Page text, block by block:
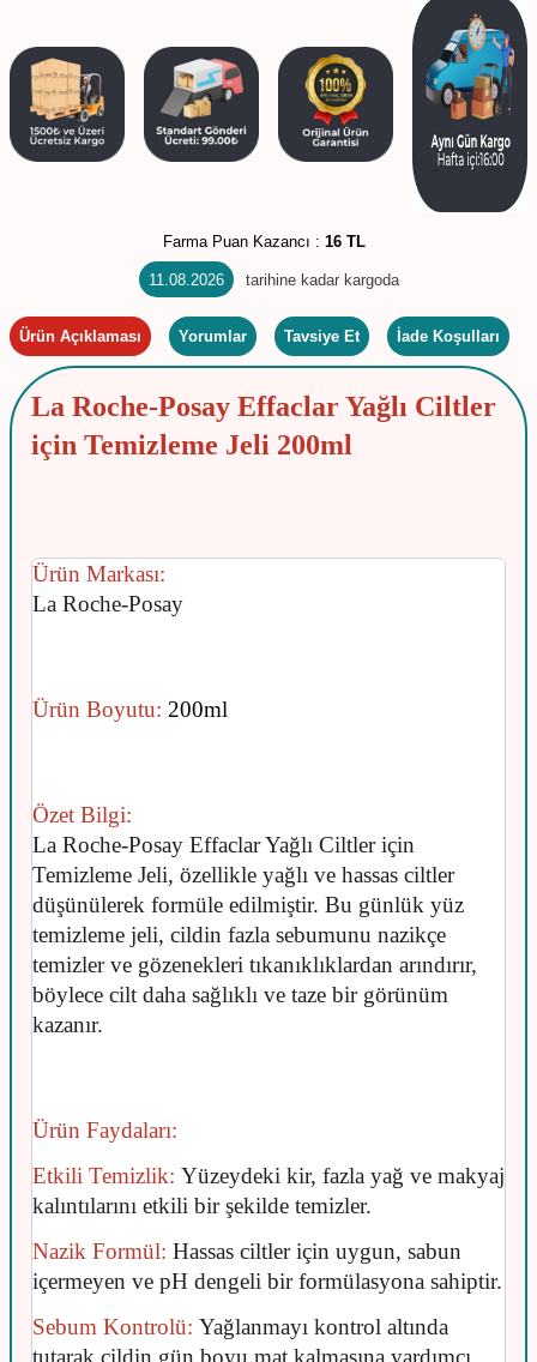
Farma Puan Kazancı : 16 TL
11.08.2026 tarihine kadar kargoda
Ürün Açıklaması Yorumlar Tavsiye Et İade Koşulları
La Roche-Posay Effaclar Yağlı Ciltler
için Temizleme Jeli 200ml
Ürün Markası:
La Roche-Posay
Ürün Boyutu: 200ml
Özet Bilgi:
La Roche-Posay Effaclar Yağlı Ciltler için
Temizleme Jeli, özellikle yağlı ve hassas ciltler
düşünülerek formüle edilmiştir. Bu günlük yüz
temizleme jeli, cildin fazla sebumunu nazikçe
temizler ve gözenekleri tıkanıklıklardan arındırır,
böylece cilt daha sağlıklı ve taze bir görünüm
kazanır.
Ürün Faydaları:
Etkili Temizlik: Yüzeydeki kir, fazla yağ ve makyaj
kalıntılarını etkili bir şekilde temizler.
Nazik Formül: Hassas ciltler için uygun, sabun
içermeyen ve pH dengeli bir formülasyona sahiptir.
Sebum Kontrolü: Yağlanmayı kontrol altında
tutarak cildin gün boyu mat kalmasına yardımcı